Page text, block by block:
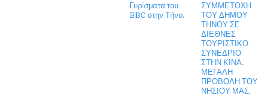
Γυρίσματα του
BBC στην Τήνο.
ΣΥΜΜΕΤΟΧΗ
ΤΟΥ ΔΗΜΟΥ
ΤΗΝΟΥ ΣΕ
ΔΙΕΘΝΕΣ
ΤΟΥΡΙΣΤΙΚΟ
ΣΥΝΕΔΡΙΟ
ΣΤΗΝ ΚΙΝΑ.
ΜΕΓΑΛΗ
ΠΡΟΒΟΛΗ ΤΟΥ
ΝΗΣΙΟΥ ΜΑΣ.